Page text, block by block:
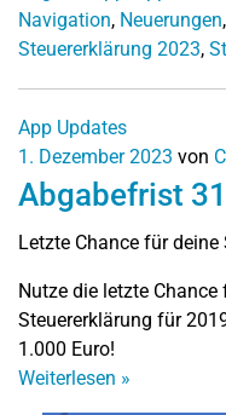
Navigation, Neuerungen,
Steuererklärung 2023,
App Updates
1. Dezember 2023 von
Abgabefrist
Letzte Chance für
Nutze die letzte
Steuererklärung für
1.000 Euro!
Weiterlesen »